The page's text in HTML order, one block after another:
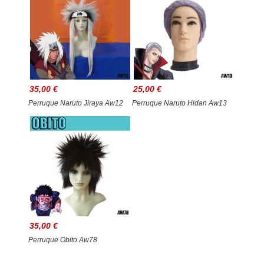
35,00 €
Perruque Naruto Jiraya Aw12
25,00 €
Perruque Naruto Hidan Aw13
35,00 €
Perruque Obito Aw78